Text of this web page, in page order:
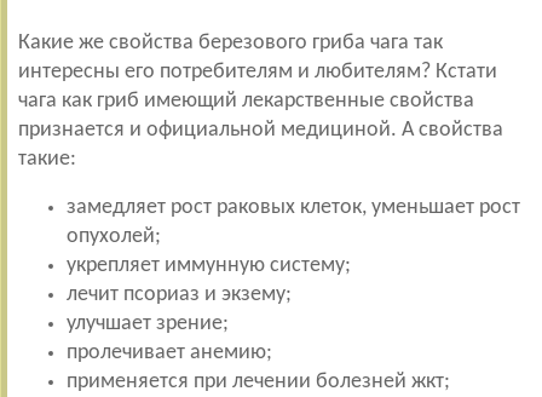
Какие же свойства березового гриба чага так
интересны его потребителям и любителям? Кстати
чага как гриб имеющий лекарственные свойства
признается и официальной медициной. А свойства
такие:
замедляет рост раковых клеток, уменьшает рост
опухолей;
укрепляет иммунную систему;
лечит псориаз и экзему;
улучшает зрение;
пролечивает анемию;
применяется при лечении болезней жкт;